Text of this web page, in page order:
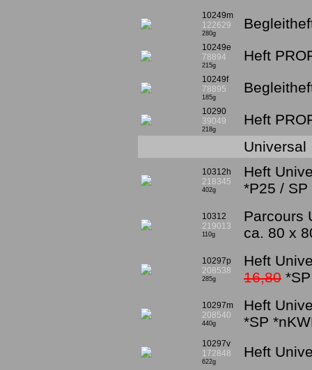
10249m
122629
280g
10249e
78894
215g
Heft
10249f
78895
185g
10290
39049
218g
Heft
Universal
10312h
218345
402g
Heft
*P25 / SP
10312
219013
110g
Parcours
ca. 80 x
10297p
208538
285g
Heft
16,80
10297m
208540
440g
Heft
*SP
10297v
172848
622g
Heft